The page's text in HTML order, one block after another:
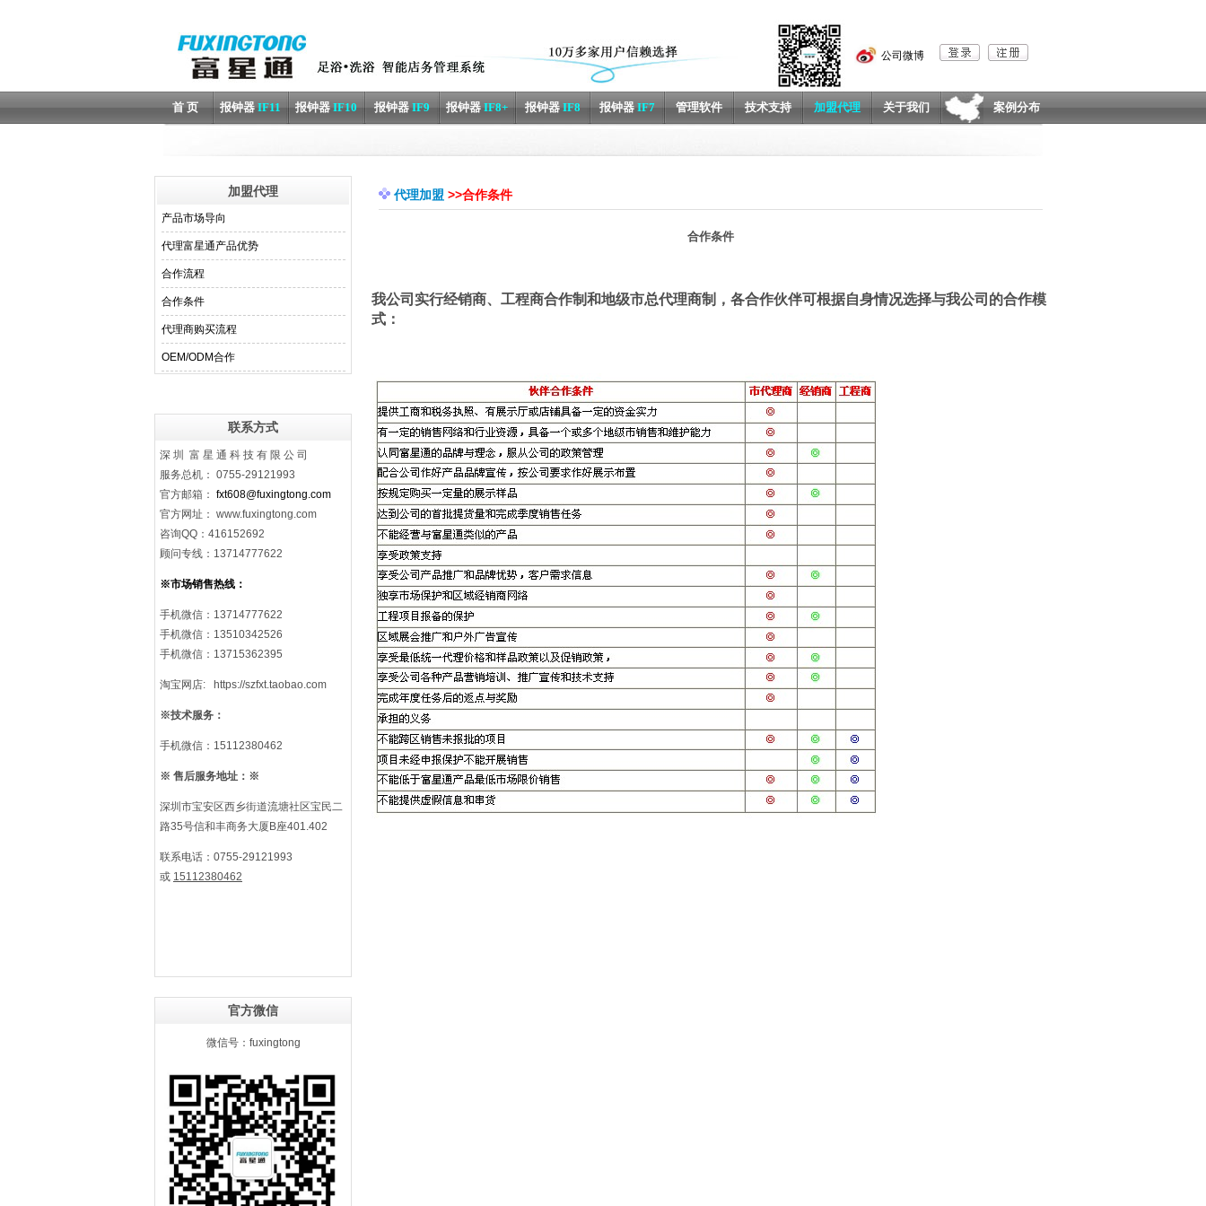
公司微博
首 页 报钟器IF11 报钟器IF10 报钟器IF9 报钟器IF8+ 报钟器IF8 报钟器IF7 管理软件 技术支持 加盟代理 关于我们 案例分布
加盟代理
产品市场导向
代理富星通产品优势
合作流程
合作条件
代理商购买流程
OEM/ODM合作
联系方式
深 圳 富 星 通 科 技 有 限 公 司
服务总机： 0755-29121993
官方邮箱： fxt608@fuxingtong.com
官方网址： www.fuxingtong.com
咨询QQ：416152692
顾问专线：13714777622
※市场销售热线：
手机微信 ： 13714777622
手机微信：13510342526
手机微信：13715362395
淘宝网店: https://szfxt.taobao.com
※技术服务：
手机微信：15112380462
※ 售后服务地址： ※
深圳市宝安区西乡街道流塘社区宝民二
路35号信和丰商务大厦B座401.402
联系电话：0755-29121993
或 15112380462
官方微信
微信号：fuxingtong
代理加盟 >>合作条件
合作条件
我公司实行经销商、工程商合作制和地级市总代理商制，各合作伙伴可根据自身情况选择与我公司的合作模
式：